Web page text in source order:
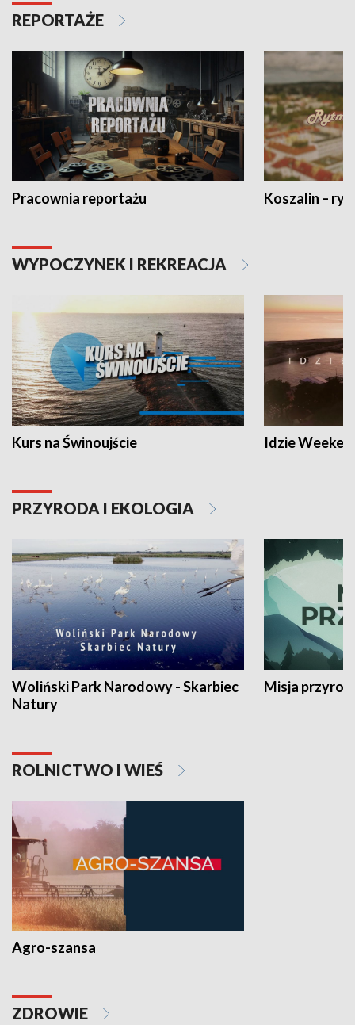
REPORTAŻE
Pracownia reportażu Koszalin –
WYPOCZYNEK I REKREACJA
Kurs na Świnoujście Idzie
PRZYRODA I EKOLOGIA
Woliński Park Narodowy - Skarbiec
Natury
Misja
ROLNICTWO I WIEŚ
Agro-szansa
ZDROWIE